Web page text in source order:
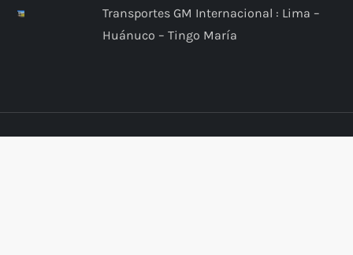
Transportes GM Internacional : Lima –
Huánuco – Tingo María